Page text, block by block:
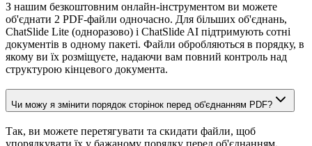
З нашим безкоштовним онлайн-інструментом ви можете
об'єднати 2 PDF-файли одночасно. Для більших об'єднань,
ChatSlide Lite (одноразово) і ChatSlide AI підтримують сотні
документів в одному пакеті. Файли обробляються в порядку, в
якому ви їх розміщуєте, надаючи вам повний контроль над
структурою кінцевого документа.
Чи можу я змінити порядок сторінок перед об'єднанням PDF?
Так, ви можете перетягувати та скидати файли, щоб
упорядкувати їх у бажаному порядку перед об'єднанням.